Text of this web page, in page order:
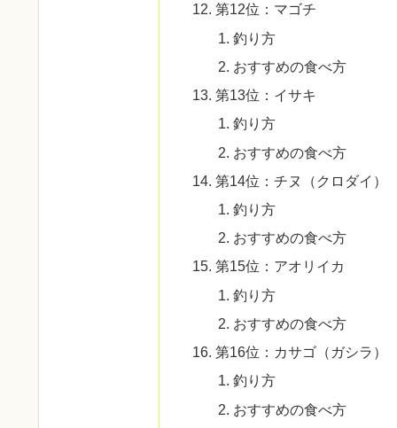
第12位：マゴチ
釣り方
おすすめの食べ方
第13位：イサキ
釣り方
おすすめの食べ方
第14位：チヌ（クロダイ）
釣り方
おすすめの食べ方
第15位：アオリイカ
釣り方
おすすめの食べ方
第16位：カサゴ（ガシラ）
釣り方
おすすめの食べ方